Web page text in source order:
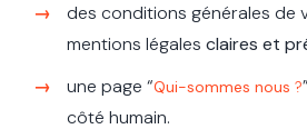
des conditions générales de
mentions légales claires et
une page “Qui-sommes nous ?
côté humain.